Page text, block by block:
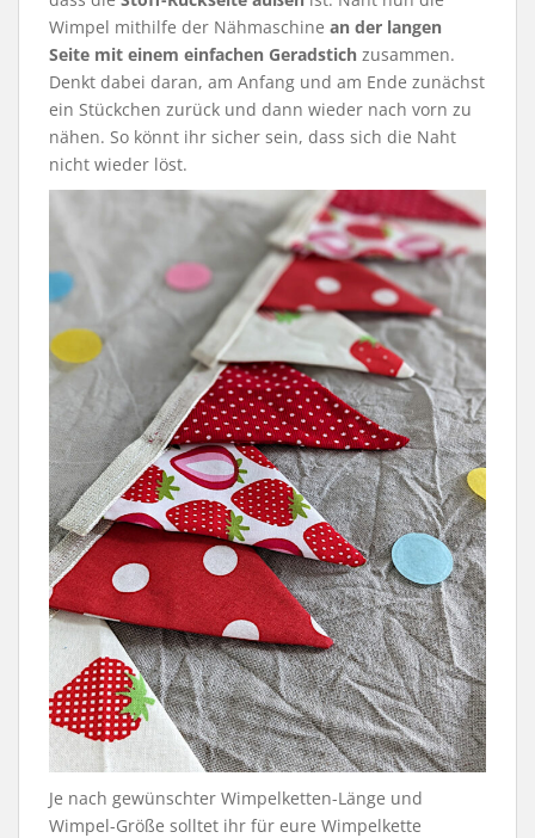
Wimpel mithilfe der Nähmaschine an der langen
Seite mit einem einfachen Geradstich zusammen.
Denkt dabei daran, am Anfang und am Ende zunächst
ein Stückchen zurück und dann wieder nach vorn zu
nähen. So könnt ihr sicher sein, dass sich die Naht
nicht wieder löst.
Je nach gewünschter Wimpelketten-Länge und
Wimpel-Größe solltet ihr für eure Wimpelkette